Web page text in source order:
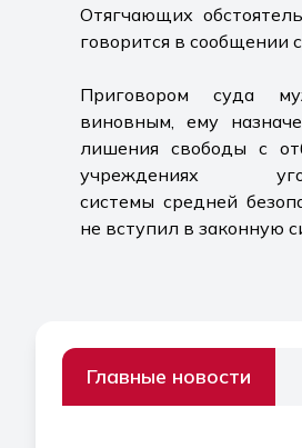
Отягчающих
говорится в сообщении
Приговором суда
виновным, ему
лишения свободы с
учреждениях
системы средней
не вступил в законную
Главные новости